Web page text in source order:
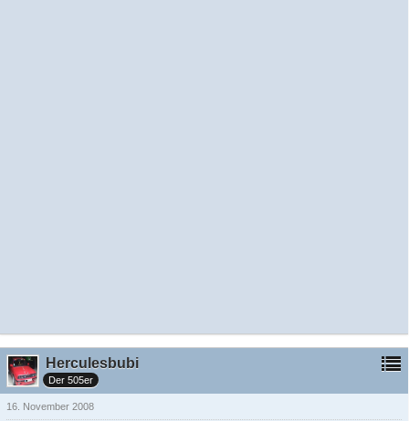
Herculesbubi
Der 505er
16. November 2008